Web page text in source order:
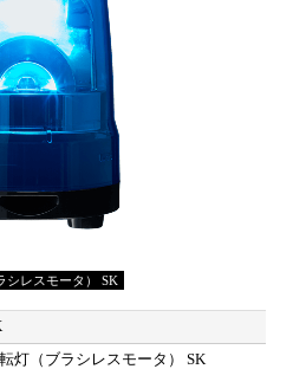
シレスモータ） SK
灯（ブラシレスモータ） SK